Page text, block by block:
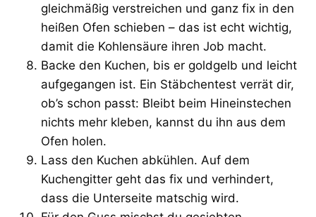
gleichmäßig verstreichen und ganz fix in den
heißen Ofen schieben – das ist echt wichtig,
damit die Kohlensäure ihren Job macht.
Backe den Kuchen, bis er goldgelb und leicht
aufgegangen ist. Ein Stäbchentest verrät dir,
ob’s schon passt: Bleibt beim Hineinstechen
nichts mehr kleben, kannst du ihn aus dem
Ofen holen.
Lass den Kuchen abkühlen. Auf dem
Kuchengitter geht das fix und verhindert,
dass die Unterseite matschig wird.